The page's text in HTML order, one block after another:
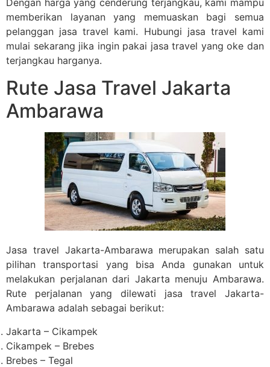
Dengan harga yang cenderung terjangkau, kami mampu
memberikan layanan yang memuaskan bagi semua
pelanggan jasa travel kami. Hubungi jasa travel kami
mulai sekarang jika ingin pakai jasa travel yang oke dan
terjangkau harganya.
Rute Jasa Travel Jakarta
Ambarawa
Jasa travel Jakarta-Ambarawa merupakan salah satu
pilihan transportasi yang bisa Anda gunakan untuk
melakukan perjalanan dari Jakarta menuju Ambarawa.
Rute perjalanan yang dilewati jasa travel Jakarta-
Ambarawa adalah sebagai berikut:
Jakarta – Cikampek
Cikampek – Brebes
Brebes – Tegal